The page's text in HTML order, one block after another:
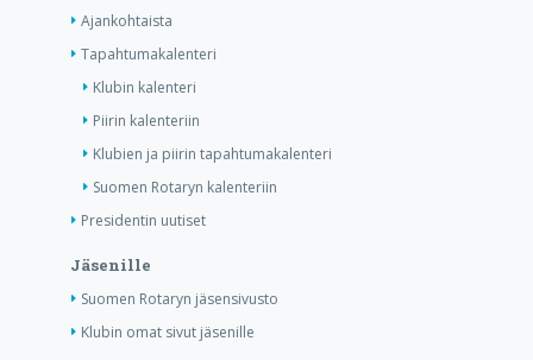
Ajankohtaista
Tapahtumakalenteri
Klubin kalenteri
Piirin kalenteriin
Klubien ja piirin tapahtumakalenteri
Suomen Rotaryn kalenteriin
Presidentin uutiset
Jäsenille
Suomen Rotaryn jäsensivusto
Klubin omat sivut jäsenille